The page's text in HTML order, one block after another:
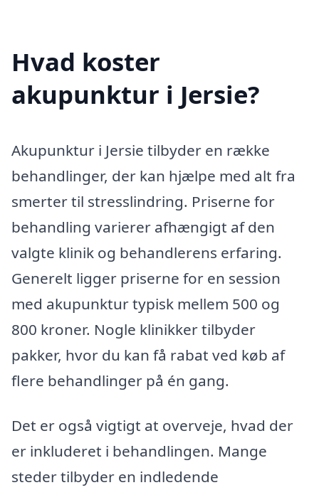
Hvad koster
akupunktur i Jersie?
Akupunktur i Jersie tilbyder en række
behandlinger, der kan hjælpe med alt fra
smerter til stresslindring. Priserne for
behandling varierer afhængigt af den
valgte klinik og behandlerens erfaring.
Generelt ligger priserne for en session
med akupunktur typisk mellem 500 og
800 kroner. Nogle klinikker tilbyder
pakker, hvor du kan få rabat ved køb af
flere behandlinger på én gang.
Det er også vigtigt at overveje, hvad der
er inkluderet i behandlingen. Mange
steder tilbyder en indledende